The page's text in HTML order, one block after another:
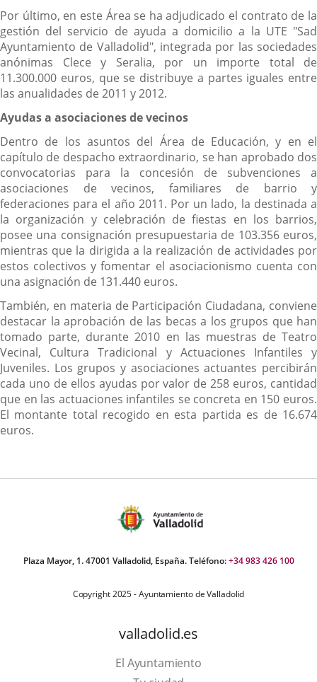
Por último, en este Área se ha adjudicado el contrato de la
gestión del servicio de ayuda a domicilio a la UTE "Sad
Ayuntamiento de Valladolid", integrada por las sociedades
anónimas Clece y Seralia, por un importe total de
11.300.000 euros, que se distribuye a partes iguales entre
las anualidades de 2011 y 2012.
Ayudas a asociaciones de vecinos
Dentro de los asuntos del Área de Educación, y en el
capítulo de despacho extraordinario, se han aprobado dos
convocatorias para la concesión de subvenciones a
asociaciones de vecinos, familiares de barrio y
federaciones para el año 2011. Por un lado, la destinada a
la organización y celebración de fiestas en los barrios,
posee una consignación presupuestaria de 103.356 euros,
mientras que la dirigida a la realización de actividades por
estos colectivos y fomentar el asociacionismo cuenta con
una asignación de 131.440 euros.
También, en materia de Participación Ciudadana, conviene
destacar la aprobación de las becas a los grupos que han
tomado parte, durante 2010 en las muestras de Teatro
Vecinal, Cultura Tradicional y Actuaciones Infantiles y
Juveniles. Los grupos y asociaciones actuantes percibirán
cada uno de ellos ayudas por valor de 258 euros, cantidad
que en las actuaciones infantiles se concreta en 150 euros.
El montante total recogido en esta partida es de 16.674
euros.
Plaza Mayor, 1. 47001 Valladolid, España. Teléfono:+34 983 426 100
Copyright 2025 - Ayuntamiento de Valladolid
valladolid.es
El Ayuntamiento